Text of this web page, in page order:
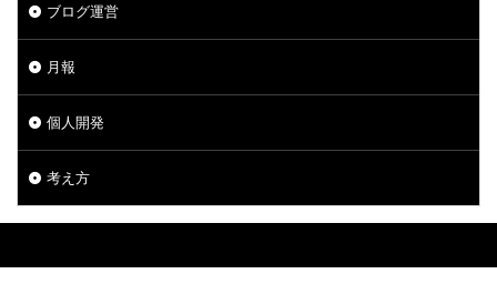
ブログ運営
月報
個人開発
考え方